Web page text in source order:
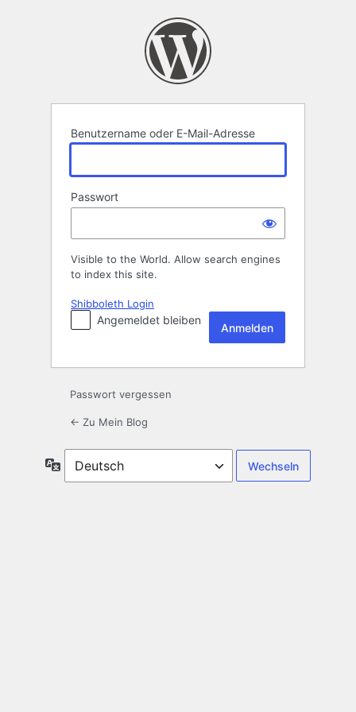
Benutzername oder E-Mail-Adresse
Passwort
Visible to the World. Allow search engines
to index this site.
Shibboleth Login
Angemeldet bleiben
Passwort vergessen
← Zu Mein Blog
Sprache